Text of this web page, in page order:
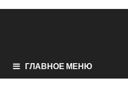
ГЛАВНОЕ МЕНЮ